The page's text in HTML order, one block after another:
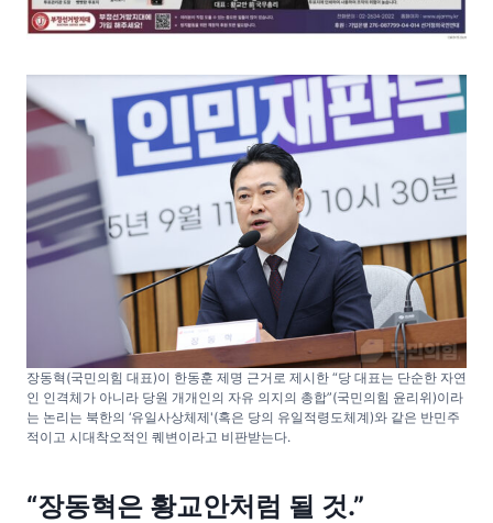
장동혁(국민의힘 대표)이 한동훈 제명 근거로 제시한 “당 대표는 단순한 자연
인 인격체가 아니라 당원 개개인의 자유 의지의 총합”(국민의힘 윤리위)이라
는 논리는 북한의 ‘유일사상체제'(혹은 당의 유일적령도체계)와 같은 반민주
적이고 시대착오적인 퀘변이라고 비판받는다.
“장동혁은 황교안처럼 될 것.”